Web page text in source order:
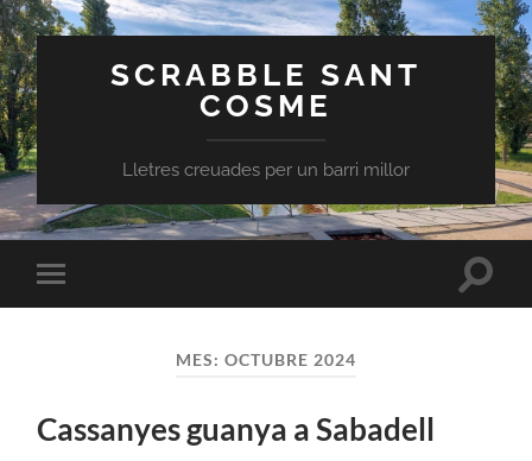
SCRABBLE SANT
COSME
Lletres creuades per un barri millor
Alternar
el
MES: OCTUBRE 2024
Cassanyes guanya a Sabadell